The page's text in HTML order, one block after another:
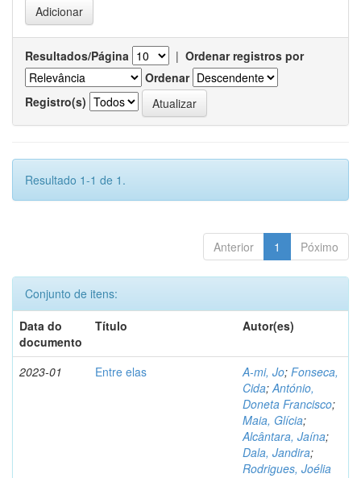
Resultados/Página | Ordenar registros por
Ordenar
Registro(s)
Resultado 1-1 de 1.
Anterior 1 Póximo
Conjunto de itens:
Data do
documento
Título Autor(es)
2023-01 Entre elas A-mi, Jo; Fonseca,
Cida;António,
Doneta Francisco;
Maia, Glícia;
Alcântara, Jaína;
Dala, Jandira;
Rodrigues, Joélia